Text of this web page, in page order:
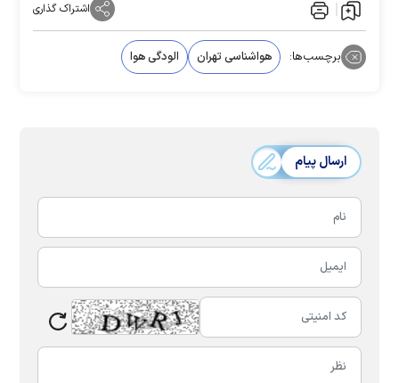
اشتراک گذاری
برچسب‌ها: هواشناسی تهران الودگی هوا
ارسال پیام